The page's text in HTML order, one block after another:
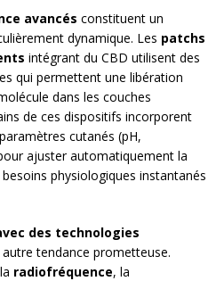
avancés constituent un
dynamique. Les patchs
intégrant du CBD utilisent des
qui permettent une libération
dans les couches
de ces dispositifs incorporent
cutanés (pH,
ajuster automatiquement la
physiologiques instantanés
des technologies
tendance prometteuse.
radiofréquence, la